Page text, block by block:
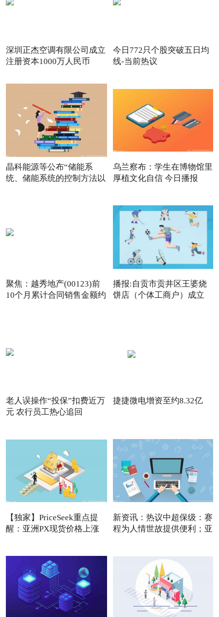
深圳正杰空调有限公司成立
注册资本1000万人民币
今日772只个股突破五日均
线-当前热议
晶科能源等公布“储能系
统、储能系统的控制方法以
乌兰察布：学生在博物馆里
厚植文化自信 今日播报
聚焦：越秀地产(00123)前
10个月累计合同销售金额约
播报:自贡市贡井区王婆烧
饼店（个体工商户）成立
老人误操作“投保”扣费近万
元 农行员工热心追回
捷捷微电增资至约8.32亿
【独家】PriceSeek重点提
醒：亚洲PX现货价格上涨
新资讯：热议中超保级：赛
程为人情世故提供便利；亚